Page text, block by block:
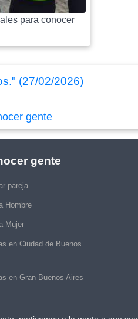
para conocer
(27/02/2026)
gente
gente
pareja
Hombre
Mujer
en Ciudad de Buenos
en Gran Buenos Aires